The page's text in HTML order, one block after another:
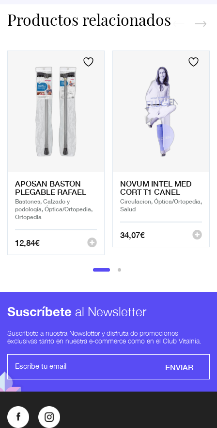
Productos relacionados
APOSAN BASTON
PLEGABLE RAFAEL
Bastones, Calzado y
podología, Óptica/Ortopedia,
Ortopedia
12,84€
NOVUM INTEL MED
CORT T1 CANEL
Circulacion, Óptica/Ortopedia,
Salud
34,07€
Suscríbete al Newsletter
Suscríbete a nuestra Newsletter y disfruta de promociones
exclusivas tanto en nuestra e-commerce como en el Club Vitalnia.
ENVIAR